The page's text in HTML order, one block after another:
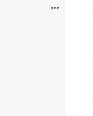
more_horiz